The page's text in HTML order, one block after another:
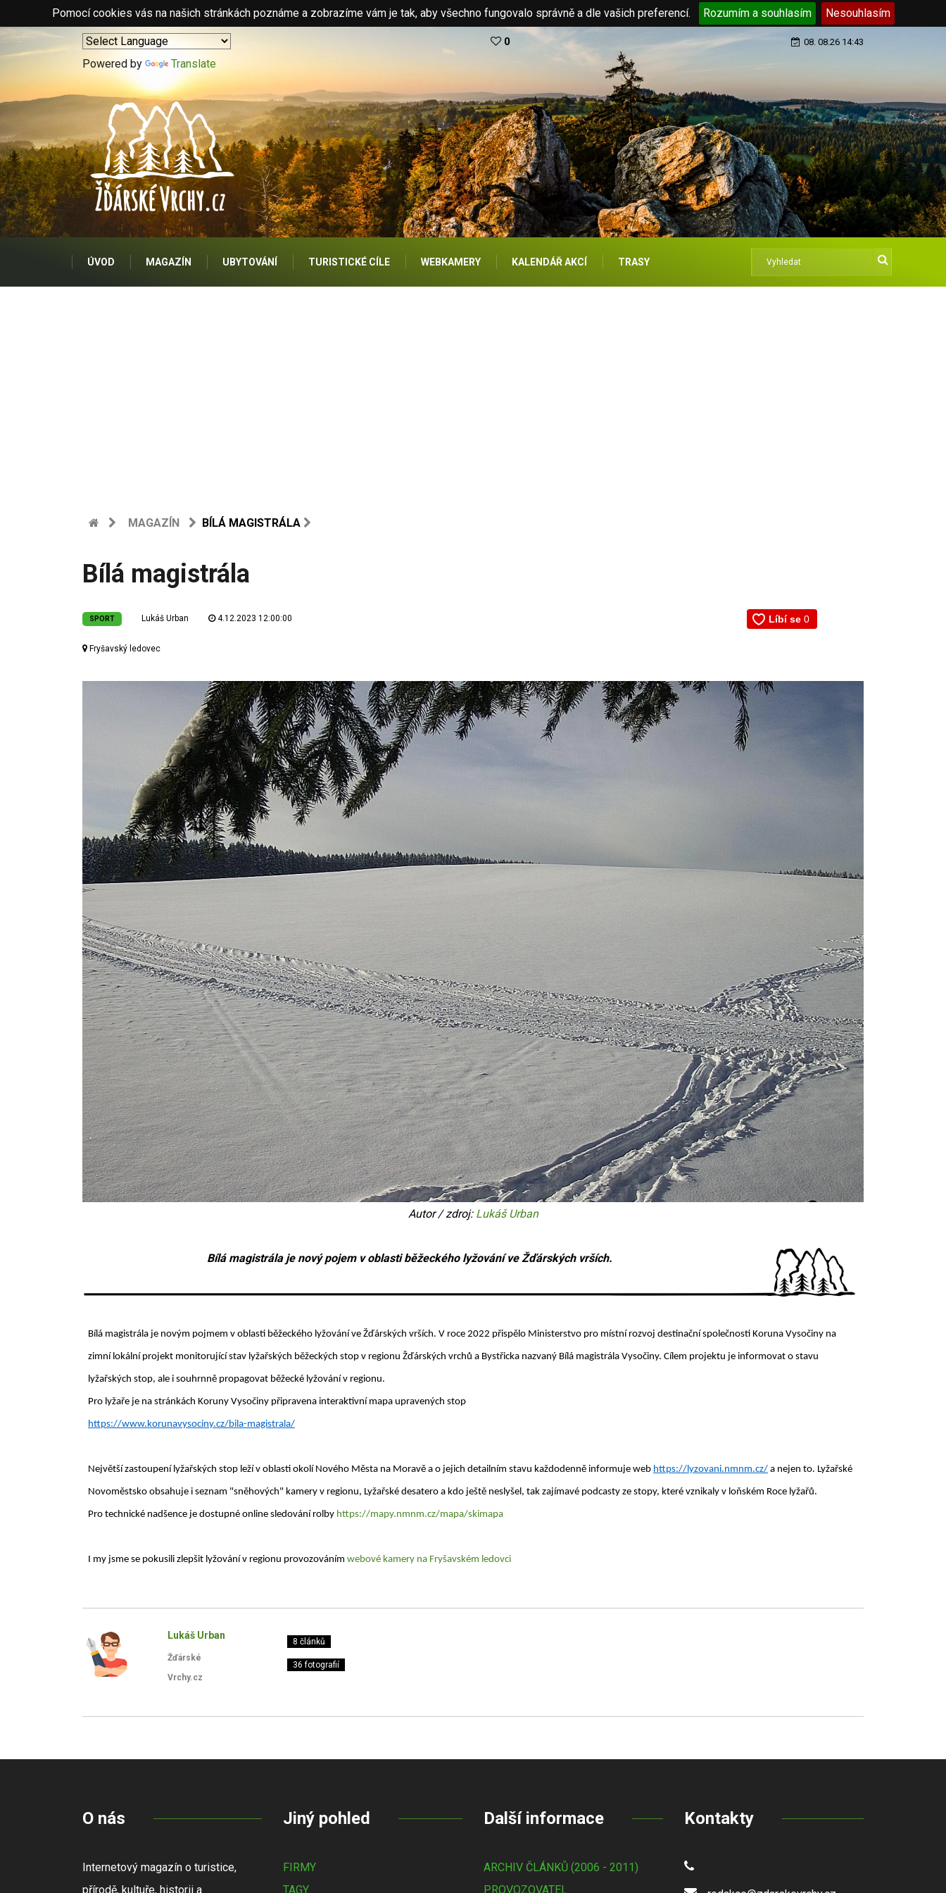
Pomocí cookies vás na našich stránkách poznáme a zobrazíme vám je tak, aby všechno fungovalo správně a dle vašich preferencí. Rozumím a souhlasím Nesouhlasím
Powered by Translate
0 08. 08.26 14:43
ÚVOD MAGAZÍN UBYTOVÁNÍ TURISTICKÉ CÍLE WEBKAMERY KALENDÁŘ AKCÍ TRASY
MAGAZÍN BÍLÁ MAGISTRÁLA
Bílá magistrála
SPORT Lukáš Urban 4.12.2023 12:00:00
Fryšavský ledovec
Autor / zdroj: Lukáš Urban
Bílá magistrála je nový pojem v oblasti běžeckého lyžování ve Žďárských vrších.
Bílá magistrála je novým pojmem v oblasti běžeckého lyžování ve Žďárských vrších. V roce 2022 přispělo Ministerstvo pro místní rozvoj destinační společnosti Koruna Vysočiny na
zimní lokální projekt monitorující stav lyžařských běžeckých stop v regionu Žďárských vrchů a Bystřicka nazvaný Bílá magistrála Vysočiny. Cílem projektu je informovat o stavu
lyžařských stop, ale i souhrnně propagovat běžecké lyžování v regionu.
Pro lyžaře je na stránkách Koruny Vysočiny připravena interaktivní mapa upravených stop
https://www.korunavysociny.cz/bila-magistrala/
Největší zastoupení lyžařských stop leží v oblasti okolí Nového Města na Moravě a o jejich detailním stavu každodenně informuje web https://lyzovani.nmnm.cz/ a nejen to. Lyžařské
Novoměstsko obsahuje i seznam "sněhových" kamery v regionu, Lyžařské desatero a kdo ještě neslyšel, tak zajímavé podcasty ze stopy, které vznikaly v loňském Roce lyžařů.
Pro technické nadšence je dostupné online sledování rolby https://mapy.nmnm.cz/mapa/skimapa
I my jsme se pokusili zlepšit lyžování v regionu provozováním webové kamery na Fryšavském ledovci
Lukáš Urban
Žďárské
Vrchy.cz
8 článků
36 fotografií
O nás
Internetový magazín o turistice,
přírodě, kultuře, historii a
Jiný pohled
FIRMY
TAGY
Další informace
ARCHIV ČLÁNKŮ (2006 - 2011)
PROVOZOVATEL
Kontakty